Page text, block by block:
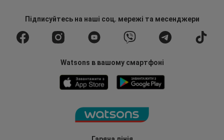
Підписуйтесьна наші соц. мережі та месенджери
Watsons в вашому смартфоні